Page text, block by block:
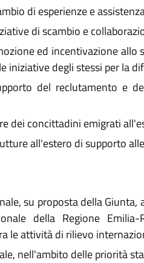
di esperienze e
di scambio e
ed incentivazione allo
iniziative degli stessi per la
del reclutamento e
dei concittadini emigrati
all'estero di supporto
su proposta della
della Regione
le attività di rilievo
nell'ambito delle priorità